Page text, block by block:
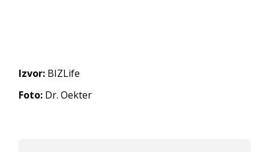
Izvor: BIZLife
Foto: Dr. Oekter